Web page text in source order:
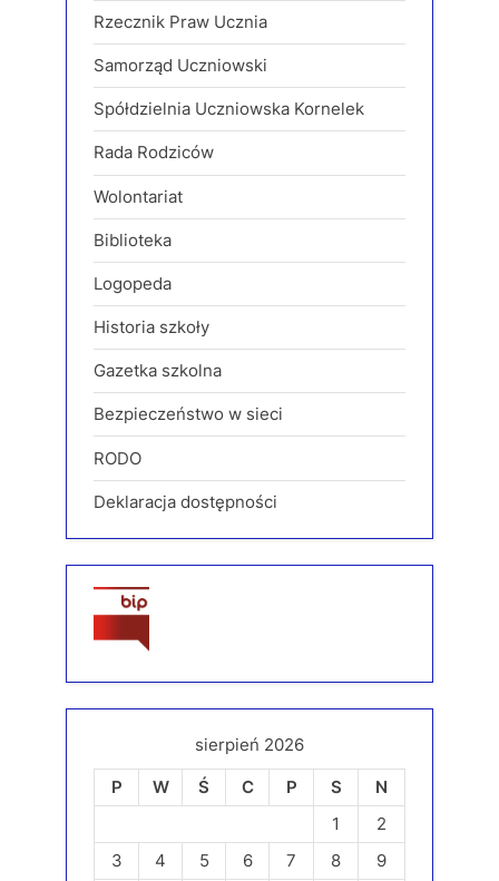
Rzecznik Praw Ucznia
Samorząd Uczniowski
Spółdzielnia Uczniowska Kornelek
Rada Rodziców
Wolontariat
Biblioteka
Logopeda
Historia szkoły
Gazetka szkolna
Bezpieczeństwo w sieci
RODO
Deklaracja dostępności
sierpień 2026
P
W Ś C P S
N
1
2
3
4 5 6 7 8 9